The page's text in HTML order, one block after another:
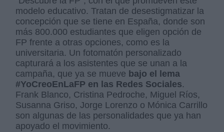
modelo educativo. Tratan de desestigmatizar la
concepción que se tiene en España, donde son
más 800.000 estudiantes que eligen opción de
FP frente a otras opciones, como es la
universitaria. Un fotomatón personalizado
capturará a los asistentes que se unan a la
campaña, que ya se mueve bajo el lema
#YoCreoEnLaFP en las Redes Sociales.
Frank Blanco, Cristina Pedroche, Miguel Ríos,
Susanna Griso, Jorge Lorenzo o Mónica Carrillo
son algunas de las personalidades que ya han
apoyado el movimiento.